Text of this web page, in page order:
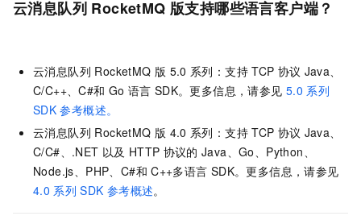
云消息队列 RocketMQ 版支持哪些语言客户端？
云消息队列 RocketMQ 版 5.0 系列：支持 TCP 协议 Java、
C/C++、C#和 Go 语言 SDK。更多信息，请参见 5.0 系列
SDK 参考概述。
云消息队列 RocketMQ 版 4.0 系列：支持 TCP 协议 Java、
C/C#、.NET 以及 HTTP 协议的 Java、Go、Python、
Node.js、PHP、C#和 C++多语言 SDK。更多信息，请参见
4.0 系列 SDK 参考概述。